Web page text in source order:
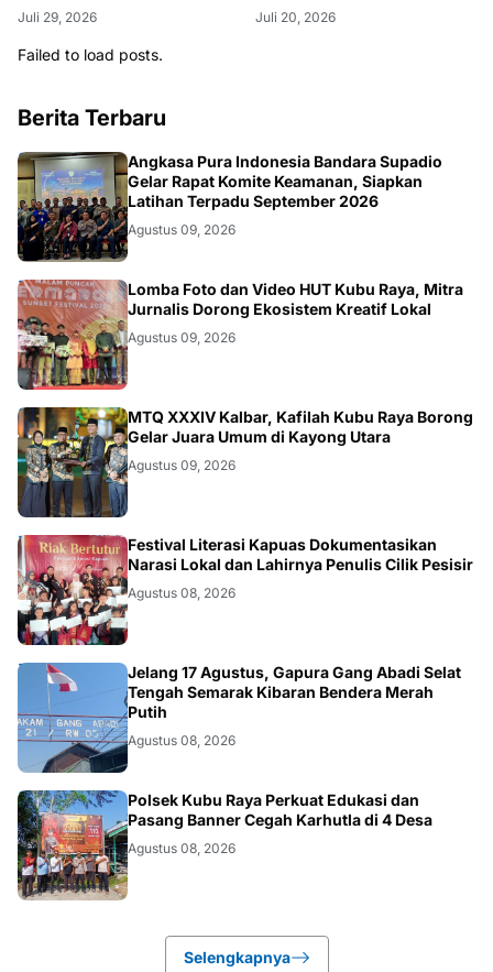
Juli 29, 2026 Juli 20, 2026
Failed to load posts.
Berita Terbaru
KALBAR
Angkasa Pura Indonesia Bandara Supadio
Gelar Rapat Komite Keamanan, Siapkan
Latihan Terpadu September 2026
Agustus 09, 2026
DAERAH
Lomba Foto dan Video HUT Kubu Raya, Mitra
Jurnalis Dorong Ekosistem Kreatif Lokal
Agustus 09, 2026
KALBAR
MTQ XXXIV Kalbar, Kafilah Kubu Raya Borong
Gelar Juara Umum di Kayong Utara
Agustus 09, 2026
DAERAH
Festival Literasi Kapuas Dokumentasikan
Narasi Lokal dan Lahirnya Penulis Cilik Pesisir
Agustus 08, 2026
Jelang 17 Agustus, Gapura Gang Abadi Selat
Tengah Semarak Kibaran Bendera Merah
Putih
Agustus 08, 2026
KALBAR
Polsek Kubu Raya Perkuat Edukasi dan
Pasang Banner Cegah Karhutla di 4 Desa
Agustus 08, 2026
Selengkapnya